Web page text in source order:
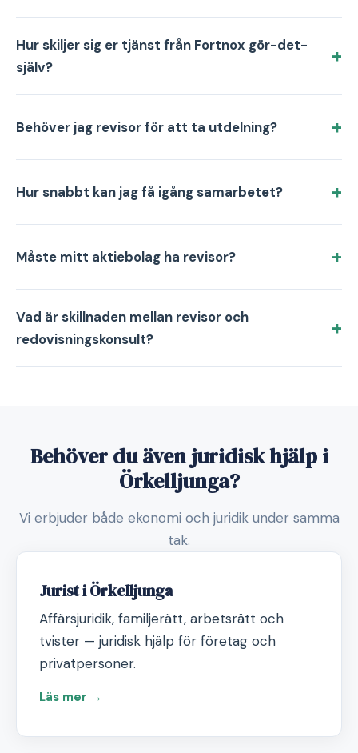
Hur skiljer sig er tjänst från Fortnox gör-det-
själv?
Behöver jag revisor för att ta utdelning?
Hur snabbt kan jag få igång samarbetet?
Måste mitt aktiebolag ha revisor?
Vad är skillnaden mellan revisor och
redovisningskonsult?
Behöver du även juridisk hjälp i
Örkelljunga?
Vi erbjuder både ekonomi och juridik under samma
tak.
Jurist i Örkelljunga
Affärsjuridik, familjerätt, arbetsrätt och
tvister — juridisk hjälp för företag och
privatpersoner.
Läs mer →